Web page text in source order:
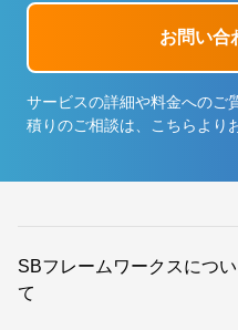
お問い合
サービスの詳細や料金へのご
積りのご相談は、こちらより
SBフレームワークスについ
て